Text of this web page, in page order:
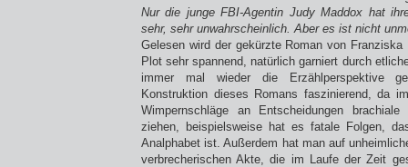
Nur die junge FBI-Agentin Judy Maddox hat
sehr, sehr unwahrscheinlich. Aber es ist nicht
Gelesen wird der gekürzte Roman von
Plot sehr spannend, natürlich garniert durch
immer mal wieder die Erzählperspektive
Konstruktion dieses Romans faszinierend, da
Wimpernschläge an Entscheidungen
ziehen, beispielsweise hat es fatale Folgen,
Analphabet ist. Außerdem hat man auf
verbrecherischen Akte, die im Laufe der Zeit